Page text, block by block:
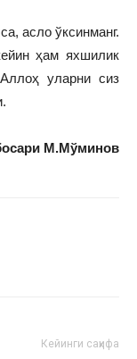
асло ўксинманг.
ҳам яхшилик
уларни сиз
М.Мўминов
Кейинги саҳифа